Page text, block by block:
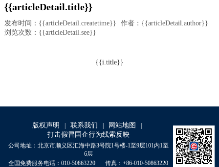
R(i.createtime
me,'D
')}}
{{articleDetail.title}}
发布时间：{{articleDetail.createtime}}
作者：{{articleDetail.author}}
浏览次数：{{articleDetail.see}}
{{i.title}}
版权声明 | 联系我们 | 网站地图 |
打击假冒国企行为线索反映
公司地址：北京市顺义区汇海中路3号院1号楼-1至9层101内1至
6层
全国免费服务电话：010-50863220
传真：+86-010-50863220